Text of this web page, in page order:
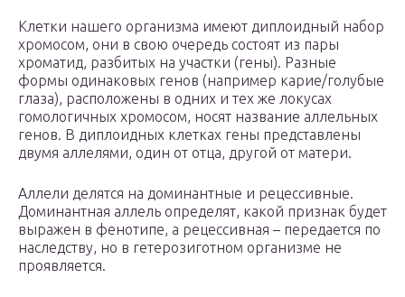
Клетки нашего организма имеют диплоидный набор
хромосом, они в свою очередь состоят из пары
хроматид, разбитых на участки (гены). Разные
формы одинаковых генов (например карие/голубые
глаза), расположены в одних и тех же локусах
гомологичных хромосом, носят название аллельных
генов. В диплоидных клетках гены представлены
двумя аллелями, один от отца, другой от матери.
Аллели делятся на доминантные и рецессивные.
Доминантная аллель определят, какой признак будет
выражен в фенотипе, а рецессивная – передается по
наследству, но в гетерозиготном организме не
проявляется.